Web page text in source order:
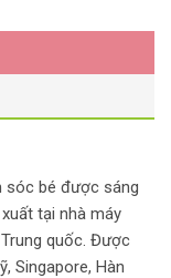
sóc bé được sáng
tại nhà máy
quốc. Được
Singapore, Hàn